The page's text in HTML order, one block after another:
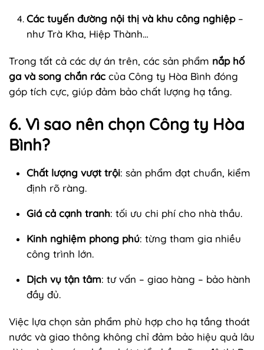
Các tuyến đường nội thị và khu công nghiệp–
như Trà Kha, Hiệp Thành…
Trong tất cả các dự án trên, các sản phẩm nắp hố
ga và song chắn rác của Công ty Hòa Bình đóng
góp tích cực, giúp đảm bảo chất lượng hạ tầng.
6. Vì sao nên chọn Công ty Hòa
Bình?
Chất lượng vượt trội: sản phẩm đạt chuẩn, kiểm
định rõ ràng.
Giá cả cạnh tranh: tối ưu chi phí cho nhà thầu.
Kinh nghiệm phong phú: từng tham gia nhiều
công trình lớn.
Dịch vụ tận tâm: tư vấn – giao hàng – bảo hành
đầy đủ.
Việc lựa chọn sản phẩm phù hợp cho hạ tầng thoát
nước và giao thông không chỉ đảm bảo hiệu quả lâu